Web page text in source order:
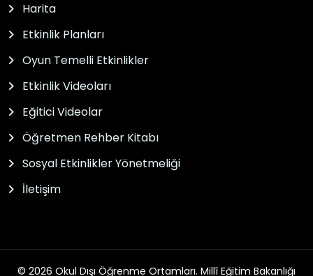
Harita
Etkinlik Planları
Oyun Temelli Etkinlikler
Etkinlik Videoları
Eğitici Videolar
Öğretmen Rehber Kitabı
Sosyal Etkinlikler Yönetmeliği
İletişim
© 2026 Okul Dışı Öğrenme Ortamları. Millî Eğitim Bakanlığı